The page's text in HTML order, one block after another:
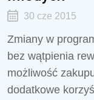
30 cze 2015
Zmiany w
bez wątpienia
możliwość
dodatkowe